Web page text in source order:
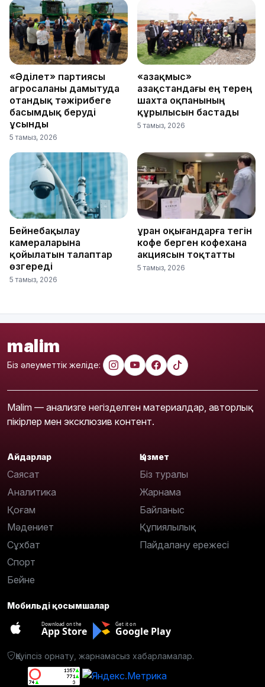
«Әділет» партиясы
агросаланы дамытуда
отандық тәжірибеге
басымдық беруді
ұсынды
5 тамыз, 2026
«Қазақмыс»
Қазақстандағы ең терең
шахта оқпанының
құрылысын бастады
5 тамыз, 2026
Бейнебақылау
камераларына
қойылатын талаптар
өзгереді
5 тамыз, 2026
Құран оқығандарға тегін
кофе берген кофехана
акциясын тоқтатты
5 тамыз, 2026
malim
Біз әлеуметтік желіде:
Malim — анализге негізделген материалдар, авторлық
пікірлер мен эксклюзив контент.
Айдарлар
Саясат
Аналитика
Қоғам
Мәдениет
Сұхбат
Спорт
Бейне
Қызмет
Біз туралы
Жарнама
Байланыс
Құпиялылық
Пайдалану ережесі
Мобильді қосымшалар
Download on the
App Store
Get it on
Google Play
Қауіпсіз орнату, жарнамасыз хабарламалар.